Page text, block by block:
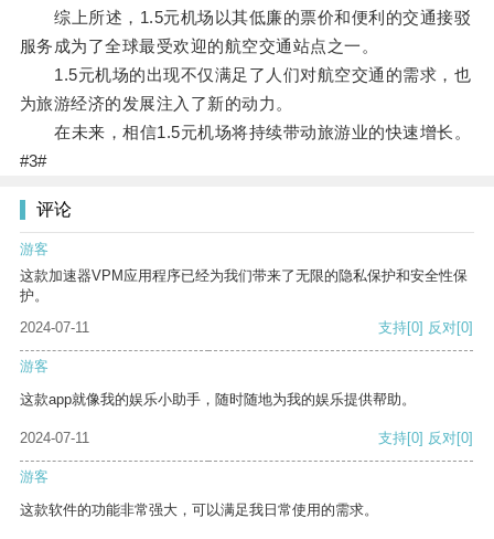
综上所述，1.5元机场以其低廉的票价和便利的交通接驳
服务成为了全球最受欢迎的航空交通站点之一。
1.5元机场的出现不仅满足了人们对航空交通的需求，也
为旅游经济的发展注入了新的动力。
在未来，相信1.5元机场将持续带动旅游业的快速增长。
#3#
评论
游客
这款加速器VPM应用程序已经为我们带来了无限的隐私保护和安全性保
护。
2024-07-11
支持[0] 反对[0]
游客
这款app就像我的娱乐小助手，随时随地为我的娱乐提供帮助。
2024-07-11 支持[0] 反对[0]
游客
这款软件的功能非常强大，可以满足我日常使用的需求。